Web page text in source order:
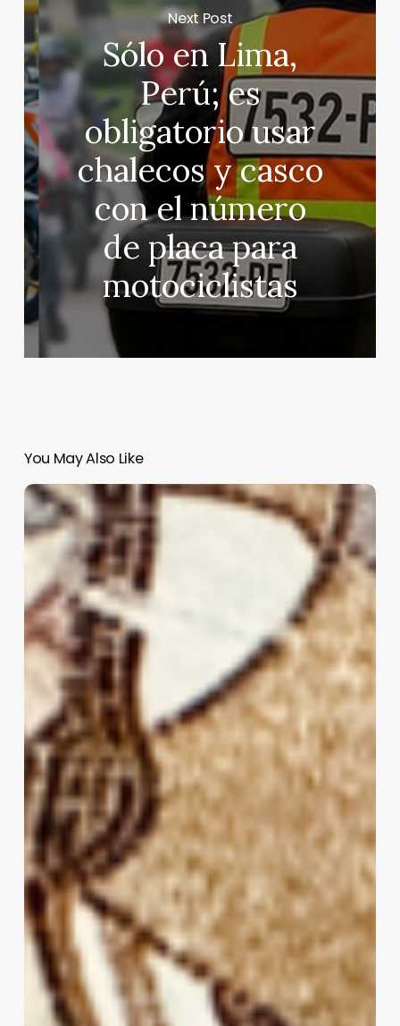
Next Post
Sólo en Lima,
Perú; es
obligatorio usar
chalecos y casco
con el número
de placa para
motociclistas
You May Also Like
S.O.S.
Mural
de
Catedral
de
Tampico